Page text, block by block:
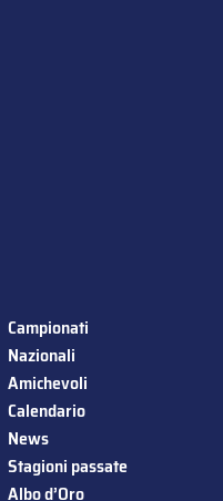
Campionati
Nazionali
Amichevoli
Calendario
News
Stagioni passate
Albo d’Oro